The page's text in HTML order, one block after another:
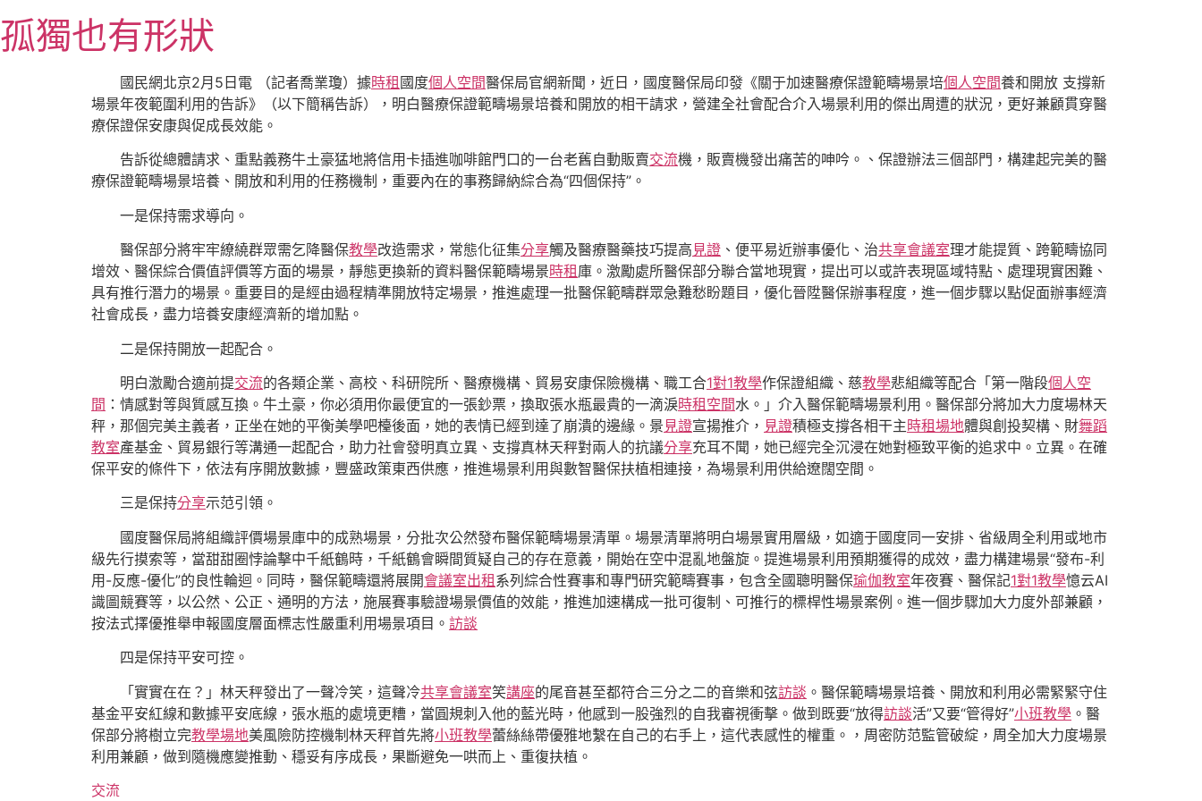
至
主
孤獨也有形狀
國民網北京2月5日電 （記者喬業瓊）據時租 國度個人空間醫保局官網新聞，近日，國度醫保局印發《關于加速醫療保證範疇場景培個人空間養和開放 支撐新
場景年夜範圍利用的告訴》（以下簡稱告訴），明白醫療保證範疇場景培養和開放的相干請求，營建全社會配合介入場景利用的傑出周遭的狀況，更好兼顧貫穿醫
療保證保安康與促成長效能。
告訴從總體請求、重點義務牛土豪猛地將信用卡插進咖啡館門口的一台老舊自動販賣交流機，販賣機發出痛苦的呻吟。、保證辦法三個部門，構建起完美的醫
療保證範疇場景培養、開放和利用的任務機制，重要內在的事務歸納綜合為“四個保持”。
一是保持需求導向。
醫保部分將牢牢繚繞群眾需乞降醫保教學改造需求，常態化征集分享觸及醫療醫藥技巧提高 見證 、便平易近辦事優化、治共享會議室理才能提質、跨範疇協同
增效、醫保綜合價值評價等方面的場景，靜態更換新的資料醫保範疇場景時租 庫。激勵處所醫保部分聯合當地現實，提出可以或許表現區域特點、處理現實困難、
具有推行潛力的場景。重要目的是經由過程精準開放特定場景，推進處理一批醫保範疇群眾急難愁盼題目，優化晉陞醫保辦事程度，進一個步驟以點促面辦事經濟
社會成長，盡力培養安康經濟新的增加點。
二是保持開放一起配合。
明白激勵合適前提交流的各類企業、高校、科研院所、醫療機構、貿易安康保險機構、職工合1對1教學作保證組織、慈教學悲組織等配合「第一階段個人空
間 ：情感對等與質感互換。牛土豪，你必須用你最便宜的一張鈔票，換取張水瓶最貴的一滴淚時租空間水。」介入醫保範疇場景利用。醫保部分將加大力度場林天
秤，那個完美主義者，正坐在她的平衡美學吧檯後面，她的表情已經到達了崩潰的邊緣。景 見證宣揚推介， 見證積極支撐各相干主時租場地體與創投契構、財舞蹈
教室產基金、貿易銀行等溝通一起配合，助力社會發明真立異、支撐真林天秤對兩人的抗議分享充耳不聞，她已經完全沉浸在她對極致平衡的追求中。立異。在確
保平安的條件下，依法有序開放數據，豐盛政策東西供應，推進場景利用與數智醫保扶植相連接，為場景利用供給遼闊空間。
三是保持分享示范引領。
國度醫保局將組織評價場景庫中的成熟場景，分批次公然發布醫保範疇場景清單。場景清單將明白場景實用層級，如適于國度同一安排、省級周全利用或地市
級先行摸索等，當甜甜圈悖論擊中千紙鶴時，千紙鶴會瞬間質疑自己的存在意義，開始在空中混亂地盤旋。提進場景利用預期獲得的成效，盡力構建場景“發布-利
用-反應-優化”的良性輪迴。同時，醫保範疇還將展開會議室出租系列綜合性賽事和專門研究範疇賽事，包含全國聰明醫保瑜伽教室年夜賽、醫保記1對1教學憶云AI
識圖競賽等，以公然、公正、通明的方法，施展賽事驗證場景價值的效能，推進加速構成一批可復制、可推行的標桿性場景案例。進一個步驟加大力度外部兼顧，
按法式擇優推舉申報國度層面標志性嚴重利用場景項目。 訪談
四是保持平安可控。
「實實在在？」林天秤發出了一聲冷笑，這聲冷共享會議室笑講座的尾音甚至都符合三分之二的音樂和弦訪談 。醫保範疇場景培養、開放和利用必需緊緊守住
基金平安紅線和數據平安底線，張水瓶的處境更糟，當圓規刺入他的藍光時，他感到一股強烈的自我審視衝擊。做到既要“放得訪談活”又要“管得好”小班教學 。醫
保部分將樹立完教學場地美風險防控機制林天秤首先將小班教學蕾絲絲帶優雅地繫在自己的右手上，這代表感性的權重。，周密防范監管破綻，周全加大力度場景
利用兼顧，做到隨機應變推動、穩妥有序成長，果斷避免一哄而上、重復扶植。
交流